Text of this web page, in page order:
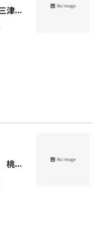
「新版舞台之姿絵」六世坂東蓑助（八世三津五郎） 斧定九郎
「新版舞台之姿絵」十三世片岡仁左衛門 桃井若狭之助